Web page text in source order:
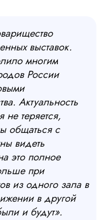
выставок.
многим
России
Актуальность
теряется,
общаться с
видеть
это полное
при
из одного зала в
в другой
и будут».